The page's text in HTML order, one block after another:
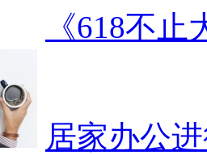
《618不
居家办公